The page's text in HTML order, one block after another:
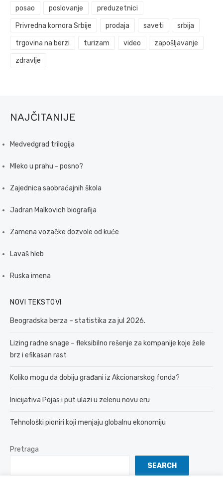
posao poslovanje preduzetnici
Privredna komora Srbije prodaja saveti srbija
trgovina na berzi turizam video zapošljavanje
zdravlje
NAJČITANIJE
Medvedgrad trilogija
Mleko u prahu - posno?
Zajednica saobraćajnih škola
Jadran Malkovich biografija
Zamena vozačke dozvole od kuće
Lavaš hleb
Ruska imena
NOVI TEKSTOVI
Beogradska berza – statistika za jul 2026.
Lizing radne snage – fleksibilno rešenje za kompanije koje žele
brz i efikasan rast
Koliko mogu da dobiju građani iz Akcionarskog fonda?
Inicijativa Pojas i put ulazi u zelenu novu eru
Tehnološki pioniri koji menjaju globalnu ekonomiju
Pretraga
SEARCH